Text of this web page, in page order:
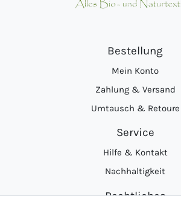
Bestellung
Mein Konto
Zahlung & Versand
Umtausch & Retoure
Service
Hilfe & Kontakt
Nachhaltigkeit
Rechtliches